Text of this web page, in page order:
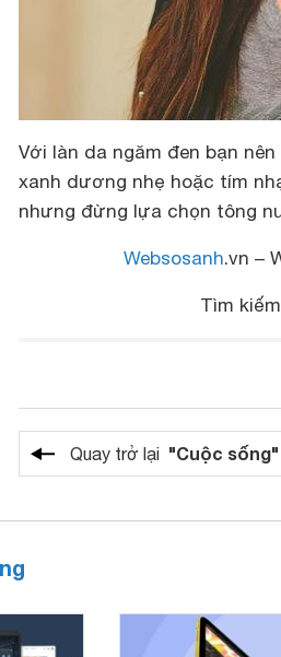
Với làn da ngăm đen bạn
xanh dương nhẹ hoặc tím
nhưng đừng lựa chọn tông
Websosanh.vn –
Tìm
Quay trở lại "Cuộc sống"